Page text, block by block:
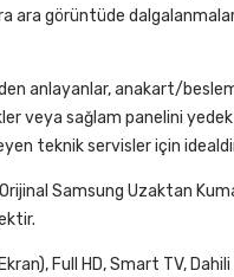
ara görüntüde
anlayanlar, anakart/
veya sağlam panelini
teknik servisler için
Orijinal Samsung Uzaktan
Full HD, Smart TV,